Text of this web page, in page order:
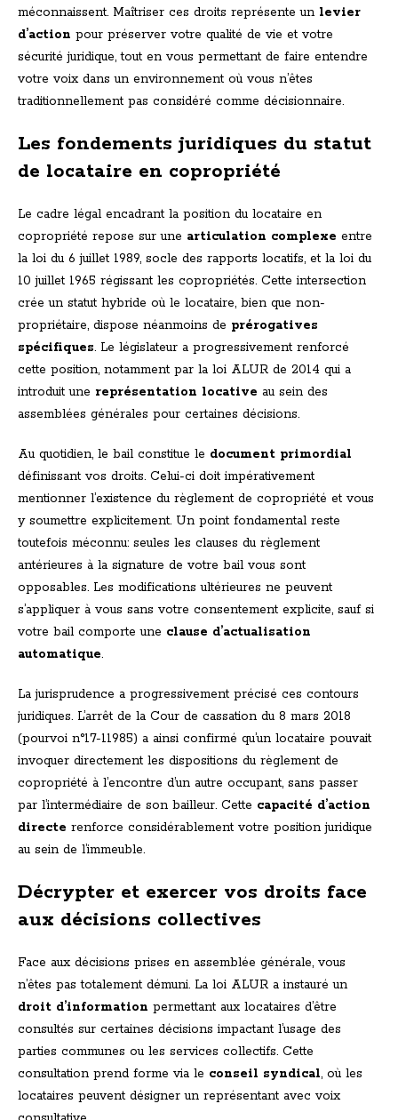
méconnaissent. Maîtriser ces droits représente un levier
d’action pour préserver votre qualité de vie et votre
sécurité juridique, tout en vous permettant de faire entendre
votre voix dans un environnement où vous n’êtes
traditionnellement pas considéré comme décisionnaire.
Les fondements juridiques du statut
de locataire en copropriété
Le cadre légal encadrant la position du locataire en
copropriété repose sur une articulation complexe entre
la loi du 6 juillet 1989, socle des rapports locatifs, et la loi du
10 juillet 1965 régissant les copropriétés. Cette intersection
crée un statut hybride où le locataire, bien que non-
propriétaire, dispose néanmoins de prérogatives
spécifiques. Le législateur a progressivement renforcé
cette position, notamment par la loi ALUR de 2014 qui a
introduit une représentation locative au sein des
assemblées générales pour certaines décisions.
Au quotidien, le bail constitue le document primordial
définissant vos droits. Celui-ci doit impérativement
mentionner l’existence du règlement de copropriété et vous
y soumettre explicitement. Un point fondamental reste
toutefois méconnu: seules les clauses du règlement
antérieures à la signature de votre bail vous sont
opposables. Les modifications ultérieures ne peuvent
s’appliquer à vous sans votre consentement explicite, sauf si
votre bail comporte une clause d’actualisation
automatique.
La jurisprudence a progressivement précisé ces contours
juridiques. L’arrêt de la Cour de cassation du 8 mars 2018
(pourvoi n°17-11985) a ainsi confirmé qu’un locataire pouvait
invoquer directement les dispositions du règlement de
copropriété à l’encontre d’un autre occupant, sans passer
par l’intermédiaire de son bailleur. Cette capacité d’action
directe renforce considérablement votre position juridique
au sein de l’immeuble.
Décrypter et exercer vos droits face
aux décisions collectives
Face aux décisions prises en assemblée générale, vous
n’êtes pas totalement démuni. La loi ALUR a instauré un
droit d’information permettant aux locataires d’être
consultés sur certaines décisions impactant l’usage des
parties communes ou les services collectifs. Cette
consultation prend forme via le conseil syndical, où les
locataires peuvent désigner un représentant avec voix